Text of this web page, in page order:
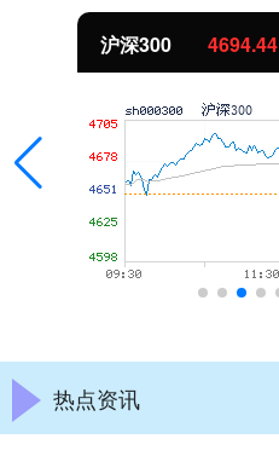
沪深300 4694.44
热点资讯